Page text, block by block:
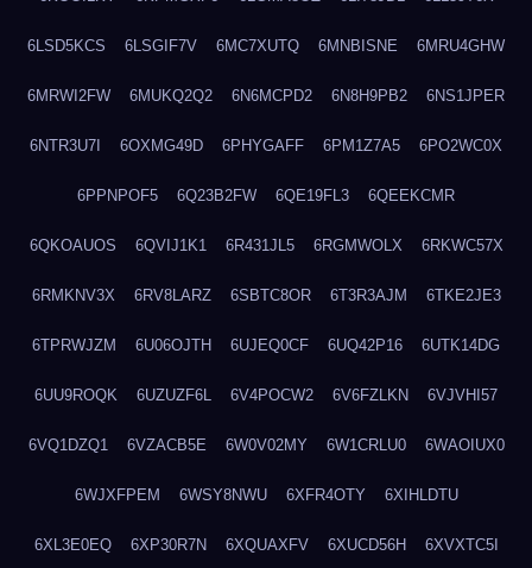
6LSD5KCS 6LSGIF7V 6MC7XUTQ 6MNBISNE 6MRU4GHW
6MRWI2FW 6MUKQ2Q2 6N6MCPD2 6N8H9PB2 6NS1JPER
6NTR3U7I 6OXMG49D 6PHYGAFF 6PM1Z7A5 6PO2WC0X
6PPNPOF5 6Q23B2FW 6QE19FL3 6QEEKCMR
6QKOAUOS 6QVIJ1K1 6R431JL5 6RGMWOLX 6RKWC57X
6RMKNV3X 6RV8LARZ 6SBTC8OR 6T3R3AJM 6TKE2JE3
6TPRWJZM 6U06OJTH 6UJEQ0CF 6UQ42P16 6UTK14DG
6UU9ROQK 6UZUZF6L 6V4POCW2 6V6FZLKN 6VJVHI57
6VQ1DZQ1 6VZACB5E 6W0V02MY 6W1CRLU0 6WAOIUX0
6WJXFPEM 6WSY8NWU 6XFR4OTY 6XIHLDTU
6XL3E0EQ 6XP30R7N 6XQUAXFV 6XUCD56H 6XVXTC5I